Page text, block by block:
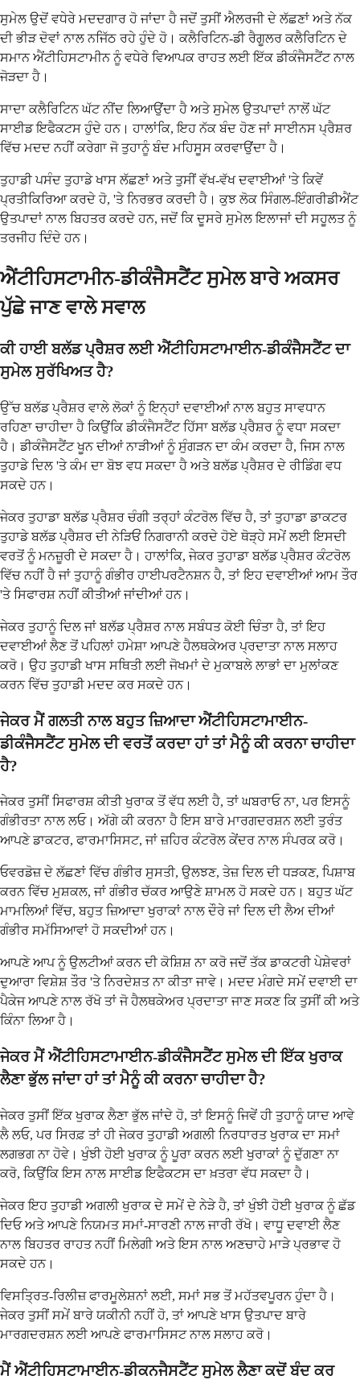
ਸੁਮੇਲ ਉਦੋਂ ਵਧੇਰੇ ਮਦਦਗਾਰ ਹੋ ਜਾਂਦਾ ਹੈ ਜਦੋਂ ਤੁਸੀਂ ਐਲਰਜੀ ਦੇ ਲੱਛਣਾਂ ਅਤੇ ਨੱਕ
ਦੀ ਭੀੜ ਦੋਵਾਂ ਨਾਲ ਨਜਿੱਠ ਰਹੇ ਹੁੰਦੇ ਹੋ। ਕਲੈਰਿਟਿਨ-ਡੀ ਰੈਗੂਲਰ ਕਲੈਰਿਟਿਨ ਦੇ
ਸਮਾਨ ਐਂਟੀਹਿਸਟਾਮੀਨ ਨੂੰ ਵਧੇਰੇ ਵਿਆਪਕ ਰਾਹਤ ਲਈ ਇੱਕ ਡੀਕੰਜੈਸਟੈਂਟ ਨਾਲ
ਜੋੜਦਾ ਹੈ।
ਸਾਦਾ ਕਲੈਰਿਟਿਨ ਘੱਟ ਨੀਂਦ ਲਿਆਉਂਦਾ ਹੈ ਅਤੇ ਸੁਮੇਲ ਉਤਪਾਦਾਂ ਨਾਲੋਂ ਘੱਟ
ਸਾਈਡ ਇਫੈਕਟਸ ਹੁੰਦੇ ਹਨ। ਹਾਲਾਂਕਿ, ਇਹ ਨੱਕ ਬੰਦ ਹੋਣ ਜਾਂ ਸਾਈਨਸ ਪ੍ਰੈਸ਼ਰ
ਵਿੱਚ ਮਦਦ ਨਹੀਂ ਕਰੇਗਾ ਜੋ ਤੁਹਾਨੂੰ ਬੰਦ ਮਹਿਸੂਸ ਕਰਵਾਉਂਦਾ ਹੈ।
ਤੁਹਾਡੀ ਪਸੰਦ ਤੁਹਾਡੇ ਖਾਸ ਲੱਛਣਾਂ ਅਤੇ ਤੁਸੀਂ ਵੱਖ-ਵੱਖ ਦਵਾਈਆਂ 'ਤੇ ਕਿਵੇਂ
ਪ੍ਰਤੀਕਿਰਿਆ ਕਰਦੇ ਹੋ, 'ਤੇ ਨਿਰਭਰ ਕਰਦੀ ਹੈ। ਕੁਝ ਲੋਕ ਸਿੰਗਲ-ਇੰਗਰੀਡੀਐਂਟ
ਉਤਪਾਦਾਂ ਨਾਲ ਬਿਹਤਰ ਕਰਦੇ ਹਨ, ਜਦੋਂ ਕਿ ਦੂਸਰੇ ਸੁਮੇਲ ਇਲਾਜਾਂ ਦੀ ਸਹੂਲਤ ਨੂੰ
ਤਰਜੀਹ ਦਿੰਦੇ ਹਨ।
ਐਂਟੀਹਿਸਟਾਮੀਨ-ਡੀਕੰਜੈਸਟੈਂਟ ਸੁਮੇਲ ਬਾਰੇ ਅਕਸਰ
ਪੁੱਛੇ ਜਾਣ ਵਾਲੇ ਸਵਾਲ
ਕੀ ਹਾਈ ਬਲੱਡ ਪ੍ਰੈਸ਼ਰ ਲਈ ਐਂਟੀਹਿਸਟਾਮਾਈਨ-ਡੀਕੰਜੈਸਟੈਂਟ ਦਾ
ਸੁਮੇਲ ਸੁਰੱਖਿਅਤ ਹੈ?
ਉੱਚ ਬਲੱਡ ਪ੍ਰੈਸ਼ਰ ਵਾਲੇ ਲੋਕਾਂ ਨੂੰ ਇਨ੍ਹਾਂ ਦਵਾਈਆਂ ਨਾਲ ਬਹੁਤ ਸਾਵਧਾਨ
ਰਹਿਣਾ ਚਾਹੀਦਾ ਹੈ ਕਿਉਂਕਿ ਡੀਕੰਜੈਸਟੈਂਟ ਹਿੱਸਾ ਬਲੱਡ ਪ੍ਰੈਸ਼ਰ ਨੂੰ ਵਧਾ ਸਕਦਾ
ਹੈ। ਡੀਕੰਜੈਸਟੈਂਟ ਖੂਨ ਦੀਆਂ ਨਾੜੀਆਂ ਨੂੰ ਸੁੰਗੜਨ ਦਾ ਕੰਮ ਕਰਦਾ ਹੈ, ਜਿਸ ਨਾਲ
ਤੁਹਾਡੇ ਦਿਲ 'ਤੇ ਕੰਮ ਦਾ ਬੋਝ ਵਧ ਸਕਦਾ ਹੈ ਅਤੇ ਬਲੱਡ ਪ੍ਰੈਸ਼ਰ ਦੇ ਰੀਡਿੰਗ ਵਧ
ਸਕਦੇ ਹਨ।
ਜੇਕਰ ਤੁਹਾਡਾ ਬਲੱਡ ਪ੍ਰੈਸ਼ਰ ਚੰਗੀ ਤਰ੍ਹਾਂ ਕੰਟਰੋਲ ਵਿੱਚ ਹੈ, ਤਾਂ ਤੁਹਾਡਾ ਡਾਕਟਰ
ਤੁਹਾਡੇ ਬਲੱਡ ਪ੍ਰੈਸ਼ਰ ਦੀ ਨੇੜਿਓਂ ਨਿਗਰਾਨੀ ਕਰਦੇ ਹੋਏ ਥੋੜ੍ਹੇ ਸਮੇਂ ਲਈ ਇਸਦੀ
ਵਰਤੋਂ ਨੂੰ ਮਨਜ਼ੂਰੀ ਦੇ ਸਕਦਾ ਹੈ। ਹਾਲਾਂਕਿ, ਜੇਕਰ ਤੁਹਾਡਾ ਬਲੱਡ ਪ੍ਰੈਸ਼ਰ ਕੰਟਰੋਲ
ਵਿੱਚ ਨਹੀਂ ਹੈ ਜਾਂ ਤੁਹਾਨੂੰ ਗੰਭੀਰ ਹਾਈਪਰਟੈਨਸ਼ਨ ਹੈ, ਤਾਂ ਇਹ ਦਵਾਈਆਂ ਆਮ ਤੌਰ
'ਤੇ ਸਿਫਾਰਸ਼ ਨਹੀਂ ਕੀਤੀਆਂ ਜਾਂਦੀਆਂ ਹਨ।
ਜੇਕਰ ਤੁਹਾਨੂੰ ਦਿਲ ਜਾਂ ਬਲੱਡ ਪ੍ਰੈਸ਼ਰ ਨਾਲ ਸਬੰਧਤ ਕੋਈ ਚਿੰਤਾ ਹੈ, ਤਾਂ ਇਹ
ਦਵਾਈਆਂ ਲੈਣ ਤੋਂ ਪਹਿਲਾਂ ਹਮੇਸ਼ਾ ਆਪਣੇ ਹੈਲਥਕੇਅਰ ਪ੍ਰਦਾਤਾ ਨਾਲ ਸਲਾਹ
ਕਰੋ। ਉਹ ਤੁਹਾਡੀ ਖਾਸ ਸਥਿਤੀ ਲਈ ਜੋਖਮਾਂ ਦੇ ਮੁਕਾਬਲੇ ਲਾਭਾਂ ਦਾ ਮੁਲਾਂਕਣ
ਕਰਨ ਵਿੱਚ ਤੁਹਾਡੀ ਮਦਦ ਕਰ ਸਕਦੇ ਹਨ।
ਜੇਕਰ ਮੈਂ ਗਲਤੀ ਨਾਲ ਬਹੁਤ ਜ਼ਿਆਦਾ ਐਂਟੀਹਿਸਟਾਮਾਈਨ-
ਡੀਕੰਜੈਸਟੈਂਟ ਸੁਮੇਲ ਦੀ ਵਰਤੋਂ ਕਰਦਾ ਹਾਂ ਤਾਂ ਮੈਨੂੰ ਕੀ ਕਰਨਾ ਚਾਹੀਦਾ
ਹੈ?
ਜੇਕਰ ਤੁਸੀਂ ਸਿਫਾਰਸ਼ ਕੀਤੀ ਖੁਰਾਕ ਤੋਂ ਵੱਧ ਲਈ ਹੈ, ਤਾਂ ਘਬਰਾਓ ਨਾ, ਪਰ ਇਸਨੂੰ
ਗੰਭੀਰਤਾ ਨਾਲ ਲਓ। ਅੱਗੇ ਕੀ ਕਰਨਾ ਹੈ ਇਸ ਬਾਰੇ ਮਾਰਗਦਰਸ਼ਨ ਲਈ ਤੁਰੰਤ
ਆਪਣੇ ਡਾਕਟਰ, ਫਾਰਮਾਸਿਸਟ, ਜਾਂ ਜ਼ਹਿਰ ਕੰਟਰੋਲ ਕੇਂਦਰ ਨਾਲ ਸੰਪਰਕ ਕਰੋ।
ਓਵਰਡੋਜ਼ ਦੇ ਲੱਛਣਾਂ ਵਿੱਚ ਗੰਭੀਰ ਸੁਸਤੀ, ਉਲਝਣ, ਤੇਜ਼ ਦਿਲ ਦੀ ਧੜਕਣ, ਪਿਸ਼ਾਬ
ਕਰਨ ਵਿੱਚ ਮੁਸ਼ਕਲ, ਜਾਂ ਗੰਭੀਰ ਚੱਕਰ ਆਉਣੇ ਸ਼ਾਮਲ ਹੋ ਸਕਦੇ ਹਨ। ਬਹੁਤ ਘੱਟ
ਮਾਮਲਿਆਂ ਵਿੱਚ, ਬਹੁਤ ਜ਼ਿਆਦਾ ਖੁਰਾਕਾਂ ਨਾਲ ਦੌਰੇ ਜਾਂ ਦਿਲ ਦੀ ਲੈਅ ਦੀਆਂ
ਗੰਭੀਰ ਸਮੱਸਿਆਵਾਂ ਹੋ ਸਕਦੀਆਂ ਹਨ।
ਆਪਣੇ ਆਪ ਨੂੰ ਉਲਟੀਆਂ ਕਰਨ ਦੀ ਕੋਸ਼ਿਸ਼ ਨਾ ਕਰੋ ਜਦੋਂ ਤੱਕ ਡਾਕਟਰੀ ਪੇਸ਼ੇਵਰਾਂ
ਦੁਆਰਾ ਵਿਸ਼ੇਸ਼ ਤੌਰ 'ਤੇ ਨਿਰਦੇਸ਼ਤ ਨਾ ਕੀਤਾ ਜਾਵੇ। ਮਦਦ ਮੰਗਦੇ ਸਮੇਂ ਦਵਾਈ ਦਾ
ਪੈਕੇਜ ਆਪਣੇ ਨਾਲ ਰੱਖੋ ਤਾਂ ਜੋ ਹੈਲਥਕੇਅਰ ਪ੍ਰਦਾਤਾ ਜਾਣ ਸਕਣ ਕਿ ਤੁਸੀਂ ਕੀ ਅਤੇ
ਕਿੰਨਾ ਲਿਆ ਹੈ।
ਜੇਕਰ ਮੈਂ ਐਂਟੀਹਿਸਟਾਮਾਈਨ-ਡੀਕੰਜੈਸਟੈਂਟ ਸੁਮੇਲ ਦੀ ਇੱਕ ਖੁਰਾਕ
ਲੈਣਾ ਭੁੱਲ ਜਾਂਦਾ ਹਾਂ ਤਾਂ ਮੈਨੂੰ ਕੀ ਕਰਨਾ ਚਾਹੀਦਾ ਹੈ?
ਜੇਕਰ ਤੁਸੀਂ ਇੱਕ ਖੁਰਾਕ ਲੈਣਾ ਭੁੱਲ ਜਾਂਦੇ ਹੋ, ਤਾਂ ਇਸਨੂੰ ਜਿਵੇਂ ਹੀ ਤੁਹਾਨੂੰ ਯਾਦ ਆਵੇ
ਲੈ ਲਓ, ਪਰ ਸਿਰਫ਼ ਤਾਂ ਹੀ ਜੇਕਰ ਤੁਹਾਡੀ ਅਗਲੀ ਨਿਰਧਾਰਤ ਖੁਰਾਕ ਦਾ ਸਮਾਂ
ਲਗਭਗ ਨਾ ਹੋਵੇ। ਖੁੰਝੀ ਹੋਈ ਖੁਰਾਕ ਨੂੰ ਪੂਰਾ ਕਰਨ ਲਈ ਖੁਰਾਕਾਂ ਨੂੰ ਦੁੱਗਣਾ ਨਾ
ਕਰੋ, ਕਿਉਂਕਿ ਇਸ ਨਾਲ ਸਾਈਡ ਇਫੈਕਟਸ ਦਾ ਖ਼ਤਰਾ ਵੱਧ ਸਕਦਾ ਹੈ।
ਜੇਕਰ ਇਹ ਤੁਹਾਡੀ ਅਗਲੀ ਖੁਰਾਕ ਦੇ ਸਮੇਂ ਦੇ ਨੇੜੇ ਹੈ, ਤਾਂ ਖੁੰਝੀ ਹੋਈ ਖੁਰਾਕ ਨੂੰ ਛੱਡ
ਦਿਓ ਅਤੇ ਆਪਣੇ ਨਿਯਮਤ ਸਮਾਂ-ਸਾਰਣੀ ਨਾਲ ਜਾਰੀ ਰੱਖੋ। ਵਾਧੂ ਦਵਾਈ ਲੈਣ
ਨਾਲ ਬਿਹਤਰ ਰਾਹਤ ਨਹੀਂ ਮਿਲੇਗੀ ਅਤੇ ਇਸ ਨਾਲ ਅਣਚਾਹੇ ਮਾੜੇ ਪ੍ਰਭਾਵ ਹੋ
ਸਕਦੇ ਹਨ।
ਵਿਸਤ੍ਰਿਤ-ਰਿਲੀਜ਼ ਫਾਰਮੂਲੇਸ਼ਨਾਂ ਲਈ, ਸਮਾਂ ਸਭ ਤੋਂ ਮਹੱਤਵਪੂਰਨ ਹੁੰਦਾ ਹੈ।
ਜੇਕਰ ਤੁਸੀਂ ਸਮੇਂ ਬਾਰੇ ਯਕੀਨੀ ਨਹੀਂ ਹੋ, ਤਾਂ ਆਪਣੇ ਖਾਸ ਉਤਪਾਦ ਬਾਰੇ
ਮਾਰਗਦਰਸ਼ਨ ਲਈ ਆਪਣੇ ਫਾਰਮਾਸਿਸਟ ਨਾਲ ਸਲਾਹ ਕਰੋ।
ਮੈਂ ਐਂਟੀਹਿਸਟਾਮਾਈਨ-ਡੀਕਨਜੈਸਟੈਂਟ ਸੁਮੇਲ ਲੈਣਾ ਕਦੋਂ ਬੰਦ ਕਰ